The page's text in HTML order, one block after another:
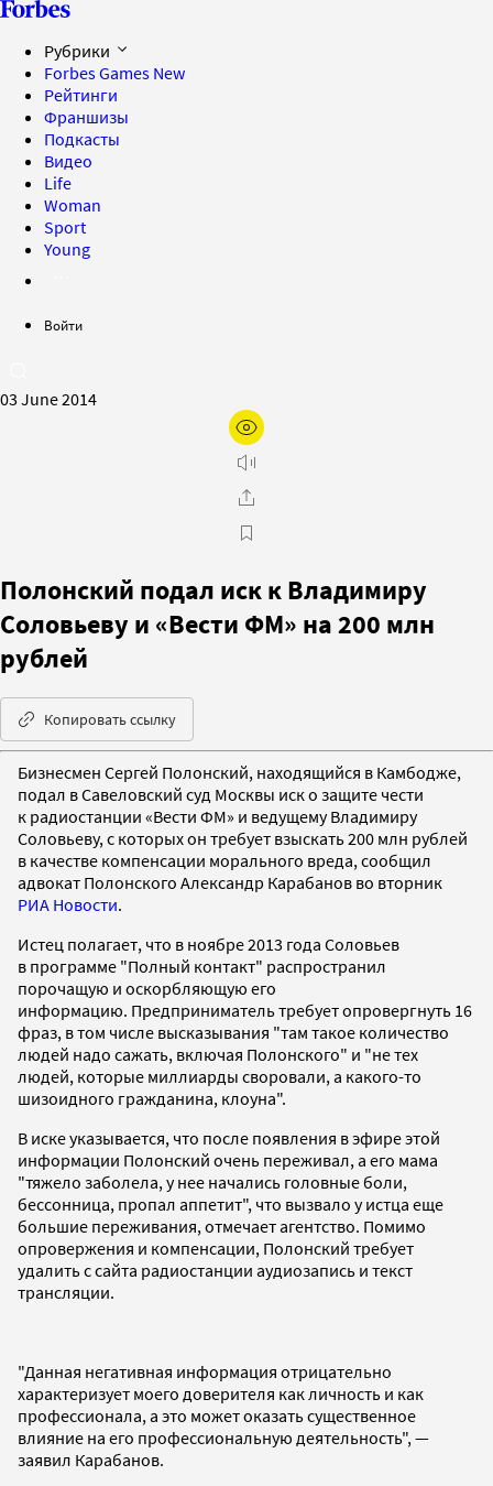
Рубрики
Forbes Games New
Рейтинги
Франшизы
Подкасты
Видео
Life
Woman
Sport
Young
Войти
03 June 2014
Полонский подал иск к Владимиру
Соловьеву и «Вести ФМ» на 200 млн
рублей
Копировать ссылку
Бизнесмен Сергей Полонский, находящийся в Камбодже,
подал в Савеловский суд Москвы иск о защите чести
к радиостанции «Вести ФМ» и ведущему Владимиру
Соловьеву, с которых он требует взыскать 200 млн рублей
в качестве компенсации морального вреда, сообщил
адвокат Полонского Александр Карабанов во вторник
РИА Новости.
Истец полагает, что в ноябре 2013 года Соловьев
в программе "Полный контакт" распространил
порочащую и оскорбляющую его
информацию. Предприниматель требует опровергнуть 16
фраз, в том числе высказывания "там такое количество
людей надо сажать, включая Полонского" и "не тех
людей, которые миллиарды своровали, а какого-то
шизоидного гражданина, клоуна".
В иске указывается, что после появления в эфире этой
информации Полонский очень переживал, а его мама
"тяжело заболела, у нее начались головные боли,
бессонница, пропал аппетит", что вызвало у истца еще
большие переживания, отмечает агентство. Помимо
опровержения и компенсации, Полонский требует
удалить с сайта радиостанции аудиозапись и текст
трансляции.
"Данная негативная информация отрицательно
характеризует моего доверителя как личность и как
профессионала, а это может оказать существенное
влияние на его профессиональную деятельность", —
заявил Карабанов.